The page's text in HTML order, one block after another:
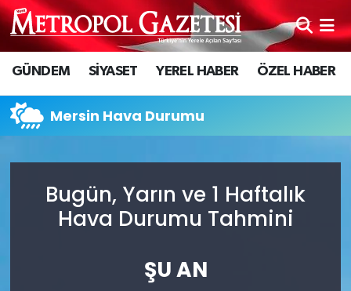
GÜNDEM SİYASET YEREL HABER ÖZEL HABER
Mersin Hava Durumu
Bugün, Yarın ve 1 Haftalık
Hava Durumu Tahmini
ŞU AN
Hava Durumu
Trafik Durumu
Süper Lig Puan Durumu ve Fikstür
Son Dakika Haberleri